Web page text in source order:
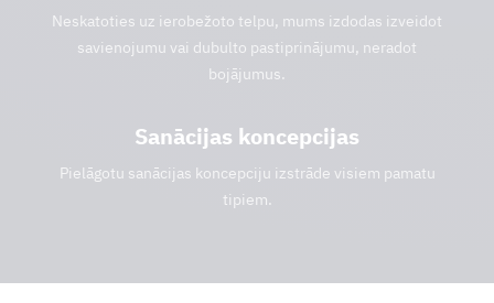
Neskatoties uz ierobežoto telpu, mums izdodas izveidot
savienojumu vai dubulto pastiprinājumu, neradot
bojājumus.
Sanācijas koncepcijas
Pielāgotu sanācijas koncepciju izstrāde visiem pamatu
tipiem.